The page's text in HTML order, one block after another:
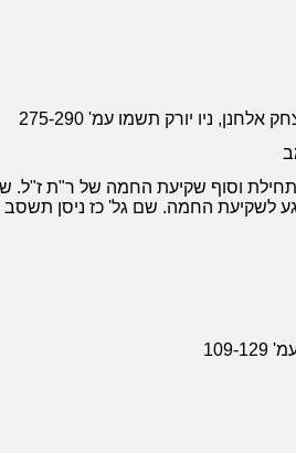
ניו יורק תשמו עמ' 275-290
תחילת וסוף שקיעת החמה של ר"ת ז"ל.
לשקיעת החמה. שם גל' כז ניסן